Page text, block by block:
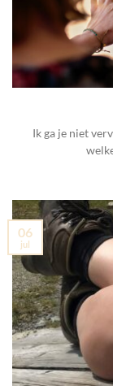
Ik ga je niet
06
jul